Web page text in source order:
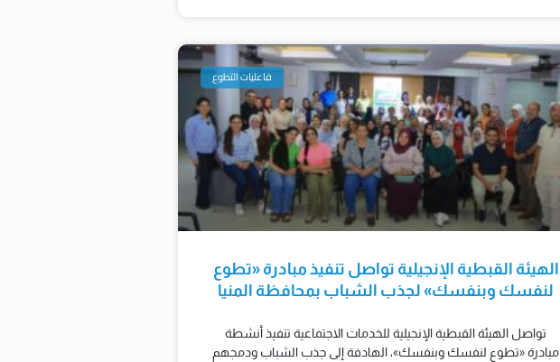
فاعليات التطوع
الهيئة القبطية الإنجيلية تواصل تنفيذ مبادرة «تطوع
لنفسك وبنفسك» لجذب الشباب بمحافظة المنيا
تواصل الهيئة القبطية الإنجيلية للخدمات الاجتماعية تنفيذ أنشطة
مبادرة «تطوع لنفسك وبنفسك»، الهادفة إلى جذب الشباب ودمجهم